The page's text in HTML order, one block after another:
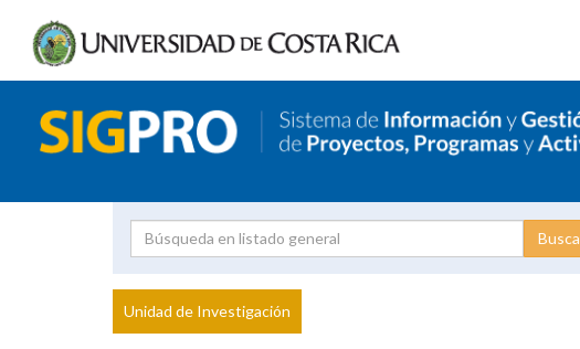
Proyecto
Investigador
Unidad de Investigación